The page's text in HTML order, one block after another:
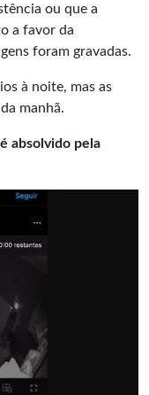
ou que a
a favor da
foram gravadas.
à noite, mas as
manhã.
absolvido pela